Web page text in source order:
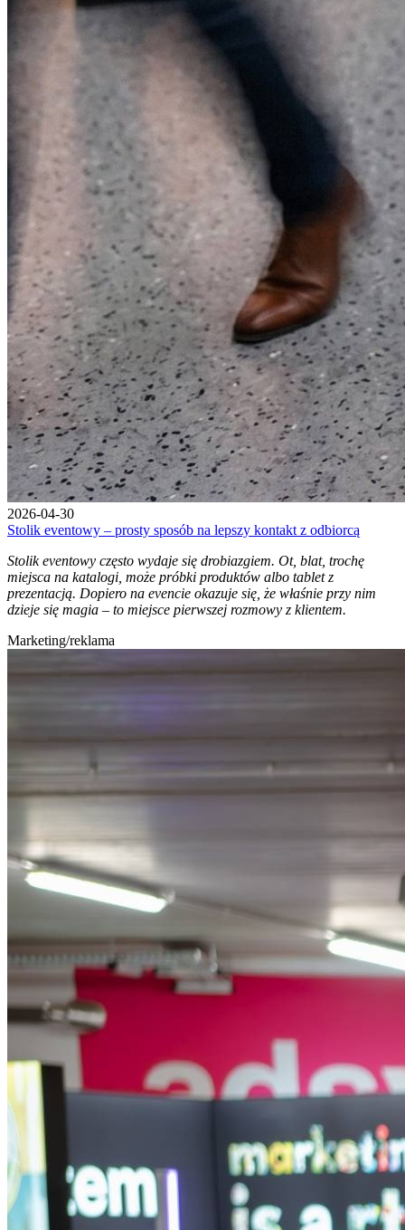
2026-04-30
Stolik eventowy – prosty sposób na lepszy kontakt z odbiorcą
Stolik eventowy często wydaje się drobiazgiem. Ot, blat, trochę
miejsca na katalogi, może próbki produktów albo tablet z
prezentacją. Dopiero na evencie okazuje się, że właśnie przy nim
dzieje się magia – to miejsce pierwszej rozmowy z klientem.
Marketing/reklama